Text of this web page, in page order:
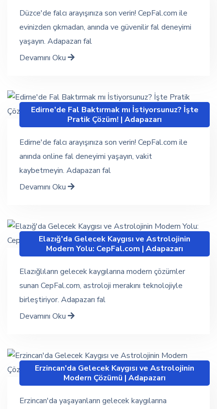
Düzce'de falcı arayışınıza son verin! CepFal.com ile
evinizden çıkmadan, anında ve güvenilir fal deneyimi
yaşayın. Adapazarı fal
Devamını Oku
Edirne'de Fal Baktırmak mı İstiyorsunuz? İşte
Pratik Çözüm! | Adapazarı
Edirne'de falcı arayışınıza son verin! CepFal.com ile
anında online fal deneyimi yaşayın, vakit
kaybetmeyin. Adapazarı fal
Devamını Oku
Elazığ'da Gelecek Kaygısı ve Astrolojinin
Modern Yolu: CepFal.com | Adapazarı
Elazığlıların gelecek kaygılarına modern çözümler
sunan CepFal.com, astroloji merakını teknolojiyle
birleştiriyor. Adapazarı fal
Devamını Oku
Erzincan'da Gelecek Kaygısı ve Astrolojinin
Modern Çözümü | Adapazarı
Erzincan'da yaşayanların gelecek kaygılarına